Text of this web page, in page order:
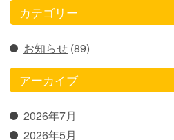
カテゴリー
お知らせ (89)
アーカイブ
2026年7月
2026年5月